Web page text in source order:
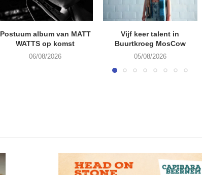
Postuum album van MATT
WATTS op komst
06/08/2026
Vijf keer talent in
Buurtkroeg MosCow
05/08/2026